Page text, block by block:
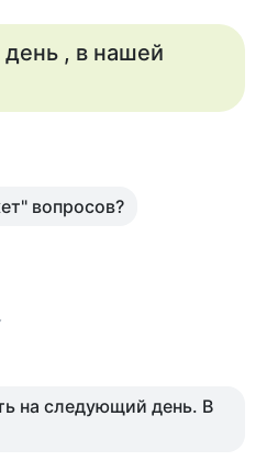
день , в нашей
вопросов?
на следующий день. В